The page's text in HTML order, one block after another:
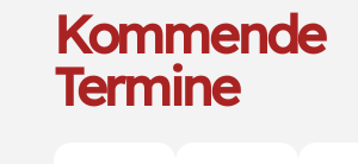
Kommende
Termine